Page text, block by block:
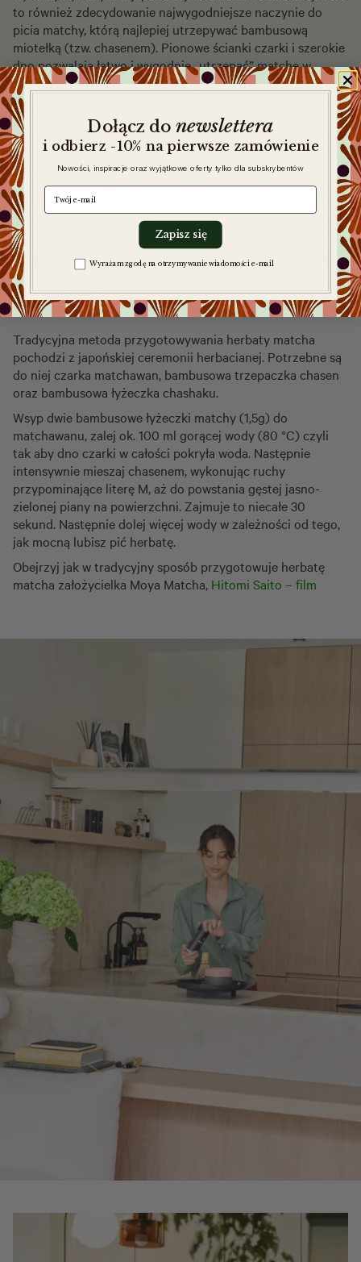
to również zdecydowanie najwygodniejsze naczynie do
picia matchy, którą najlepiej utrzepywać bambusową
miotełką (tzw. chasenem). Pionowe ścianki czarki i szerokie
dno pozwalają łatwo i wygodnie „utrzepać” matchę w
wodzie i szybko uzyskać warstwę pianki powierzchni.
Należy pamiętać, że temperatura wody, w której
przygotowywane jest matcha nie powinna przekraczać 80
°C.
Przygotowanie matchy
w czarce
Tradycyjna metoda przygotowywania herbaty matcha
pochodzi z japońskiej ceremonii herbacianej. Potrzebne są
do niej czarka matchawan, bambusowa trzepaczka chasen
oraz bambusowa łyżeczka chashaku.
Wsyp dwie bambusowe łyżeczki matchy (1,5g) do
matchawanu, zalej ok. 100 ml gorącej wody (80 °C) czyli
tak aby dno czarki w całości pokryła woda. Następnie
intensywnie mieszaj chasenem, wykonując ruchy
przypominające literę M, aż do powstania gęstej jasno-
zielonej piany na powierzchni. Zajmuje to niecałe 30
sekund. Następnie dolej więcej wody w zależności od tego,
jak mocną lubisz pić herbatę.
Obejrzyj jak w tradycyjny sposób przygotowuje herbatę
matcha założycielka Moya Matcha, Hitomi Saito – film
Dołącz do newslettera
i odbierz -10% na pierwsze zamówienie
Nowości, inspiracje oraz wyjątkowe oferty tylko dla subskrybentów
e-mail
Zapisz się
Zgoda na komunikację
Wyrażam zgodę na otrzymywanie wiadomości e-mail